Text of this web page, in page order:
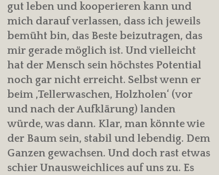
gut leben und kooperieren kann und
mich darauf verlassen, dass ich jeweils
bemüht bin, das Beste beizutragen, das
mir gerade möglich ist. Und vielleicht
hat der Mensch sein höchstes Potential
noch gar nicht erreicht. Selbst wenn er
beim ‚Tellerwaschen, Holzholen‘ (vor
und nach der Aufklärung) landen
würde, was dann. Klar, man könnte wie
der Baum sein, stabil und lebendig. Dem
Ganzen gewachsen. Und doch rast etwas
schier Unausweichlices auf uns zu. Es